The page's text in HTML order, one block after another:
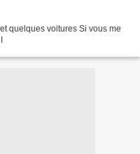
quelques voitures Si vous me